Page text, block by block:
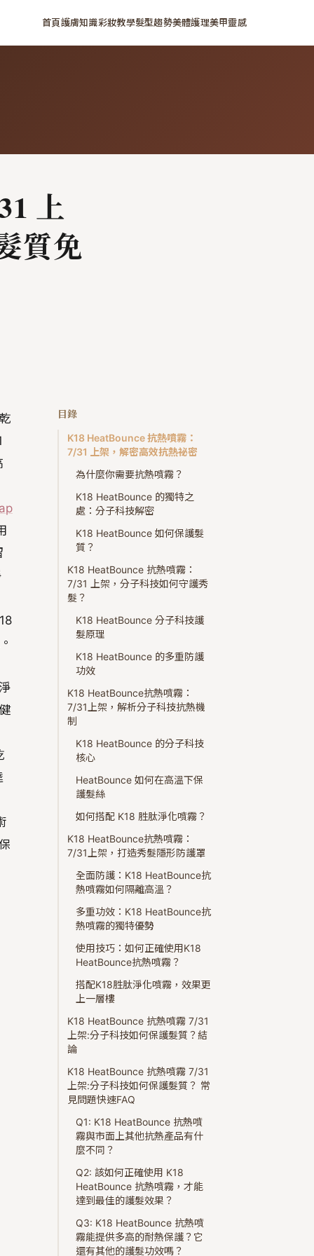
首頁護膚知識彩妝教學髮型趨勢美體護理美甲靈感
上
質免
目錄
K18 HeatBounce 抗熱噴霧：
7/31 上架，解密高效抗熱祕密
為什麼你需要抗熱噴霧？
K18 HeatBounce 的獨特之
處：分子科技解密
K18 HeatBounce 如何保護髮
質？
K18 HeatBounce 抗熱噴霧：
7/31 上架，分子科技如何守護秀
髮？
K18 HeatBounce 分子科技護
髮原理
K18 HeatBounce 的多重防護
功效
K18 HeatBounce抗熱噴霧：
7/31上架，解析分子科技抗熱機
制
K18 HeatBounce 的分子科技
核心
HeatBounce 如何在高溫下保
護髮絲
如何搭配 K18 胜肽淨化噴霧？
K18 HeatBounce抗熱噴霧：
7/31上架，打造秀髮隱形防護罩
全面防護：K18 HeatBounce抗
熱噴霧如何隔離高溫？
多重功效：K18 HeatBounce抗
熱噴霧的獨特優勢
使用技巧：如何正確使用K18
HeatBounce抗熱噴霧？
搭配K18胜肽淨化噴霧，效果更
上一層樓
K18 HeatBounce 抗熱噴霧 7/31
上架:分子科技如何保護髮質？結
論
K18 HeatBounce 抗熱噴霧 7/31
上架:分子科技如何保護髮質？ 常
見問題快速FAQ
Q1: K18 HeatBounce 抗熱噴
霧與市面上其他抗熱產品有什
麼不同？
Q2: 該如何正確使用 K18
HeatBounce 抗熱噴霧，才能
達到最佳的護髮效果？
Q3: K18 HeatBounce 抗熱噴
霧能提供多高的耐熱保護？它
還有其他的護髮功效嗎？